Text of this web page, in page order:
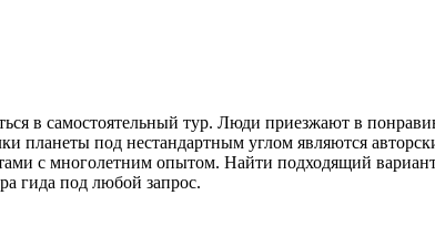
в самостоятельный тур. Люди приезжают в
планеты под нестандартным углом являются
с многолетним опытом. Найти подходящий
гида под любой запрос.